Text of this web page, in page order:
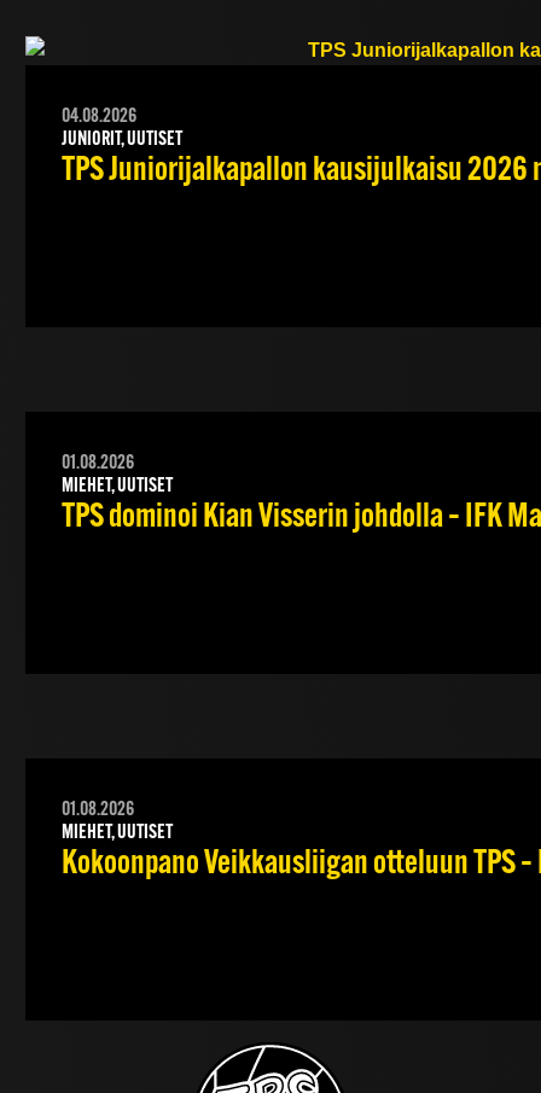
04.08.2026
JUNIORIT, UUTISET
TPS Juniorijalkapallon kausijulkaisu 2026
01.08.2026
MIEHET, UUTISET
TPS dominoi Kian Visserin johdolla – IFK
01.08.2026
MIEHET, UUTISET
Kokoonpano Veikkausliigan otteluun TPS